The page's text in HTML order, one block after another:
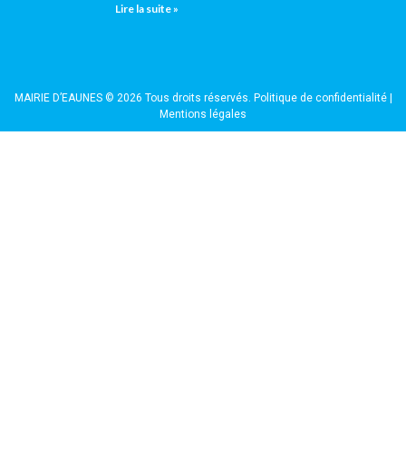
Lire la suite »
MAIRIE D’EAUNES © 2026 Tous droits réservés. Politique de confidentialité|
Mentions légales